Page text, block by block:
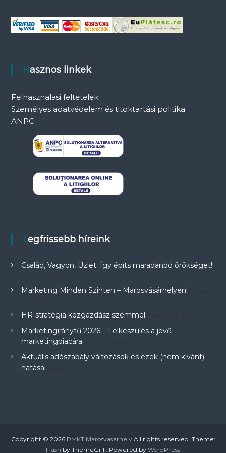
Hasznos linkek
Felhasznalasi feltetelek
Személyes adatvédelem és titoktartási politika
ANPC
Legfrissebb híreink
Család, Vagyon, Üzlet: Így építs maradandó örökséget!
Marketing Minden Szinten – Marosvásárhelyen!
HR-stratégia közgazdász szemmel
Marketingiránytű 2026 – Felkészülés a jövő
marketingpiacára
Aktuális adószabály változások és ezek (nem kívánt)
hatásai
Copyright © 2026 RMKT MarosvasarhelyAll rights reserved. Theme:
Flash by ThemeGrill. Powered by WordPress